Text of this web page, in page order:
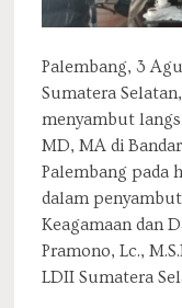
Palembang, 3
Sumatera
menyambut
MD, MA di
Palembang pada
dalam
Keagamaan dan
Pramono, Lc.,
LDII Sumatera